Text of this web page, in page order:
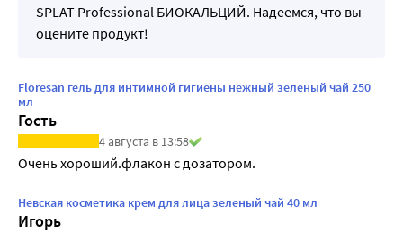
SPLAT Professional БИОКАЛЬЦИЙ. Надеемся, что вы
оцените продукт!
Floresan гель для интимной гигиены нежный зеленый чай 250
мл
Гость
4 августа в 13:58
Очень хороший.флакон с дозатором.
Невская косметика крем для лица зеленый чай 40 мл
Игорь